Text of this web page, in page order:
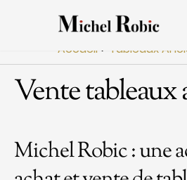
Accueil > Tableaux
Vente tableaux
Michel Robic : une